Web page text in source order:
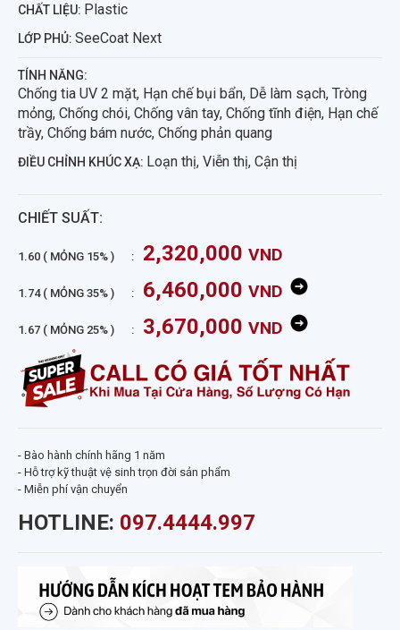
CHẤT LIỆU: Plastic
LỚP PHỦ: SeeCoat Next
TÍNH NĂNG:
Chống tia UV 2 mặt, Hạn chế bụi bẩn, Dễ làm sạch, Tròng
mỏng, Chống chói, Chống vân tay, Chống tĩnh điện, Hạn chế
trầy, Chống bám nước, Chống phản quang
ĐIỀU CHỈNH KHÚC XẠ: Loạn thị, Viễn thị, Cận thị
CHIẾT SUẤT:
1.60 ( MỎNG 15% ) 2,320,000 VND
1.74 ( MỎNG 35% ) 6,460,000 VND
1.67 ( MỎNG 25% ) 3,670,000 VND
- Bào hành chính hãng 1 năm
- Hỗ trợ kỹ thuật vệ sinh trọn đời sản phẩm
- Miễn phí vận chuyển
HOTLINE: 097.4444.997